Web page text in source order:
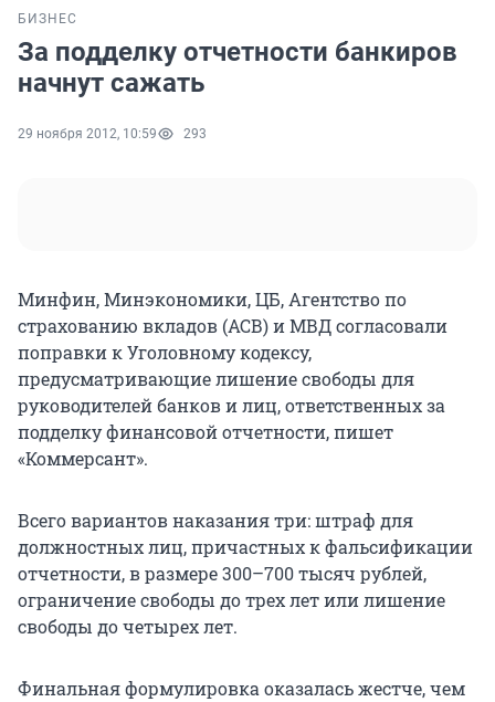
БИЗНЕС
За подделку отчетности банкиров
начнут сажать
29 ноября 2012, 10:59 293
Минфин, Минэкономики, ЦБ, Агентство по
страхованию вкладов (АСВ) и МВД согласовали
поправки к Уголовному кодексу,
предусматривающие лишение свободы для
руководителей банков и лиц, ответственных за
подделку финансовой отчетности, пишет
«Коммерсант».
Всего вариантов наказания три: штраф для
должностных лиц, причастных к фальсификации
отчетности, в размере 300–700 тысяч рублей,
ограничение свободы до трех лет или лишение
свободы до четырех лет.
Финальная формулировка оказалась жестче, чем